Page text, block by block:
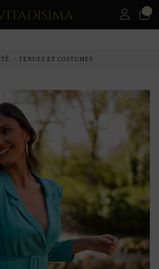
TENUES ET COSTUMES